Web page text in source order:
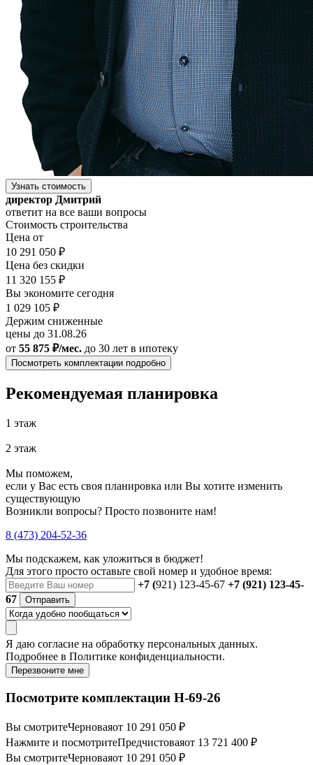
Узнать стоимость
директор Дмитрий
ответит на все ваши вопросы
Стоимость строительства
Цена от
10 291 050 ₽
Цена без скидки
11 320 155 ₽
Вы экономите сегодня
1 029 105 ₽
Держим сниженные
цены до 31.08.26
от 55 875 ₽/мес. до 30 лет в ипотеку
Посмотреть комплектации подробно
Рекомендуемая планировка
1 этаж
2 этаж
Мы поможем,
если у Вас есть своя планировка или Вы хотите изменить
существующую
Возникли вопросы? Просто позвоните нам!
8 (473) 204-52-36
Мы подскажем, как уложиться в бюджет!
Для этого просто оставьте свой номер и удобное время:
+7 (921) 123-45-67 +7 (921) 123-45-
67
Отправить
Я даю согласие на обработку персональных данных.
Подробнее в Политике конфиденциальности.
Перезвоните мне
Посмотрите комплектации Н-69-26
Вы смотритеЧерноваяот 10 291 050 ₽
Нажмите и посмотритеПредчистоваяот 13 721 400 ₽
Вы смотритеЧерноваяот 10 291 050 ₽